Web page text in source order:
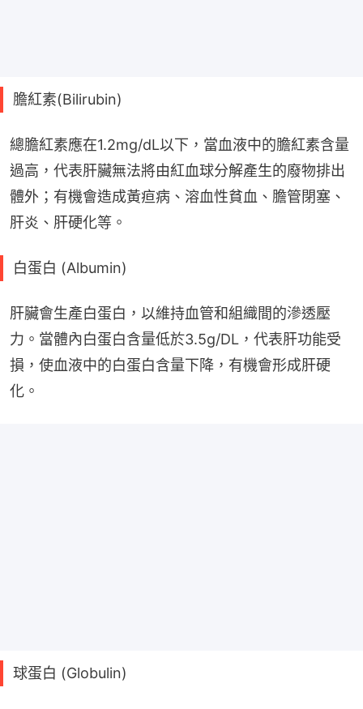
膽紅素(Bilirubin)
總膽紅素應在1.2mg/dL以下，當血液中的膽紅素含量
過高，代表肝臟無法將由紅血球分解產生的廢物排出
體外；有機會造成黃疸病、溶血性貧血、膽管閉塞、
肝炎、肝硬化等。
白蛋白 (Albumin)
肝臟會生產白蛋白，以維持血管和組織間的滲透壓
力。當體內白蛋白含量低於3.5g/DL，代表肝功能受
損，使血液中的白蛋白含量下降，有機會形成肝硬
化。
球蛋白 (Globulin)